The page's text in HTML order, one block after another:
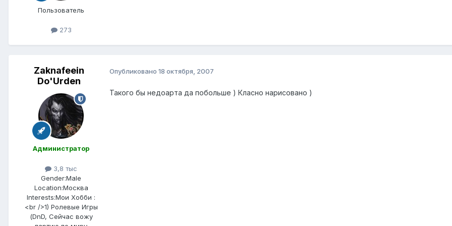
Пользователь
273
Zaknafeein
Do'Urden
Администратор
3,8 тыс
Gender:Male
Location:Москва
Interests:Мои Хобби :
<br />1) Ролевые Игры
(DnD, Сейчас вожу
Опубликовано 18 октября, 2007
Такого бы недоарта да побольше ) Класно нарисовано )